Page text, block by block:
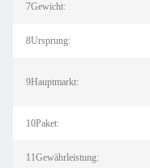
7Gewicht:
8Ursprung:
9Hauptmarkt:
10Paket:
11Gewährleistung: